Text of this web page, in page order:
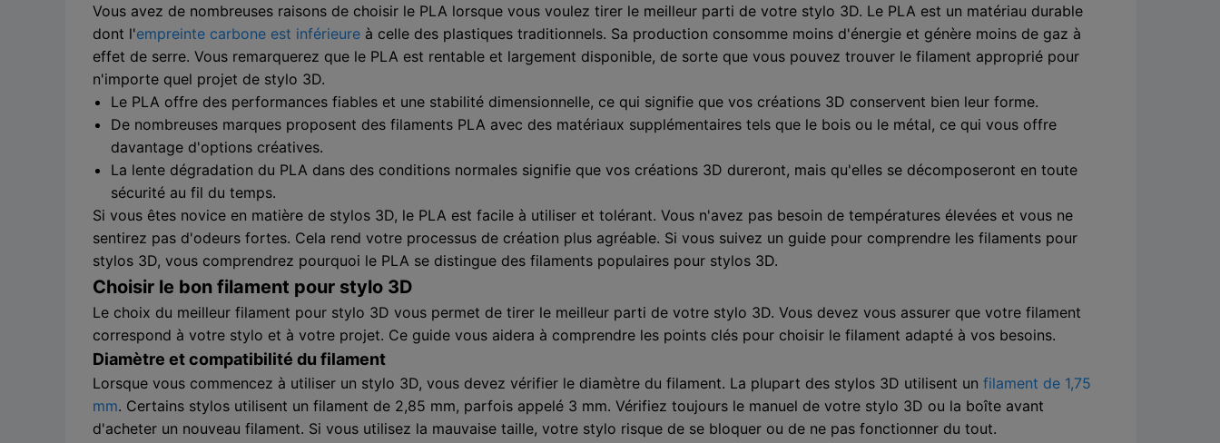
Vous avez de nombreuses raisons de choisir le PLA lorsque vous voulez tirer le meilleur parti de votre stylo 3D. Le PLA est un matériau durable
dont l'empreinte carbone est inférieure à celle des plastiques traditionnels. Sa production consomme moins d'énergie et génère moins de gaz à
effet de serre. Vous remarquerez que le PLA est rentable et largement disponible, de sorte que vous pouvez trouver le filament approprié pour
n'importe quel projet de stylo 3D.
Le PLA offre des performances fiables et une stabilité dimensionnelle, ce qui signifie que vos créations 3D conservent bien leur forme.
De nombreuses marques proposent des filaments PLA avec des matériaux supplémentaires tels que le bois ou le métal, ce qui vous offre
davantage d'options créatives.
La lente dégradation du PLA dans des conditions normales signifie que vos créations 3D dureront, mais qu'elles se décomposeront en toute
sécurité au fil du temps.
Si vous êtes novice en matière de stylos 3D, le PLA est facile à utiliser et tolérant. Vous n'avez pas besoin de températures élevées et vous ne
sentirez pas d'odeurs fortes. Cela rend votre processus de création plus agréable. Si vous suivez un guide pour comprendre les filaments pour
stylos 3D, vous comprendrez pourquoi le PLA se distingue des filaments populaires pour stylos 3D.
Choisir le bon filament pour stylo 3D
Le choix du meilleur filament pour stylo 3D vous permet de tirer le meilleur parti de votre stylo 3D. Vous devez vous assurer que votre filament
correspond à votre stylo et à votre projet. Ce guide vous aidera à comprendre les points clés pour choisir le filament adapté à vos besoins.
Diamètre et compatibilité du filament
Lorsque vous commencez à utiliser un stylo 3D, vous devez vérifier le diamètre du filament. La plupart des stylos 3D utilisent un filament de 1,75
mm. Certains stylos utilisent un filament de 2,85 mm, parfois appelé 3 mm. Vérifiez toujours le manuel de votre stylo 3D ou la boîte avant
d'acheter un nouveau filament. Si vous utilisez la mauvaise taille, votre stylo risque de se bloquer ou de ne pas fonctionner du tout.